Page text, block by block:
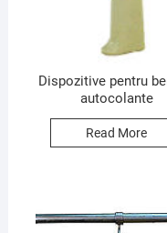
Dispozitive pentru
autocolante
Read More